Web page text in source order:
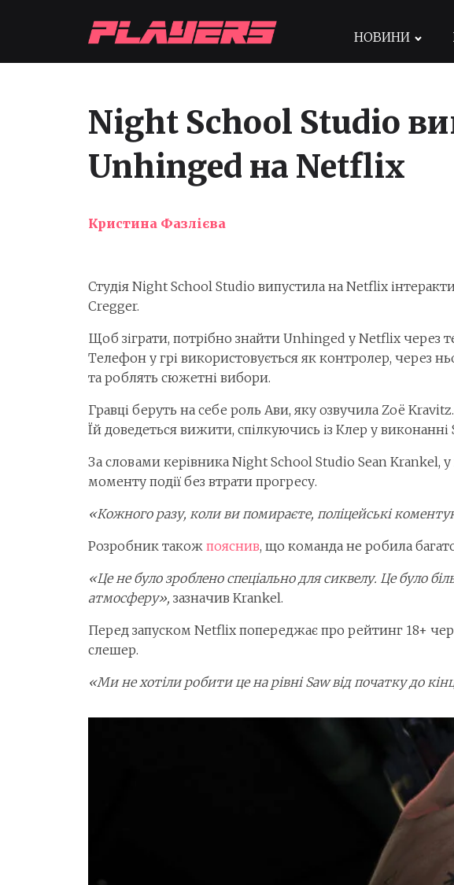
НОВИНИ
Night School Studio
Unhinged на Netflix
Кристина Фазлієва
Студія Night School Studio випустила на Netflix
Cregger.
Щоб зіграти, потрібно знайти Unhinged у Netflix через
Телефон у грі використовується як контролер, через
та роблять сюжетні вибори.
Гравці беруть на себе роль Ави, яку озвучила Zoë
Їй доведеться вижити, спілкуючись із Клер у
За словами керівника Night School Studio Sean Krankel, у
моменту події без втрати прогресу.
«Кожного разу, коли ви помираєте, поліцейські
Розробник також пояснив, що команда не робила
«Це не було зроблено спеціально для сиквелу. Це було
атмосферу», зазначив Krankel.
Перед запуском Netflix попереджає про рейтинг 18+
слешер.
«Ми не хотіли робити це на рівні Saw від початку до